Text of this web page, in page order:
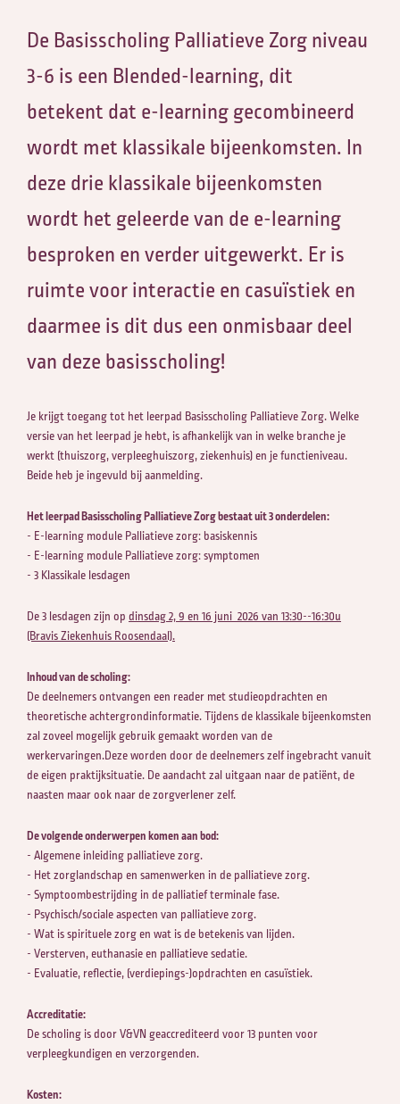
De Basisscholing Palliatieve Zorg niveau
3-6 is een Blended-learning, dit
betekent dat e-learning gecombineerd
wordt met klassikale bijeenkomsten. In
deze drie klassikale bijeenkomsten
wordt het geleerde van de e-learning
besproken en verder uitgewerkt. Er is
ruimte voor interactie en casuïstiek en
daarmee is dit dus een onmisbaar deel
van deze basisscholing!
Je krijgt toegang tot het leerpad Basisscholing Palliatieve Zorg. Welke
versie van het leerpad je hebt, is afhankelijk van in welke branche je
werkt (thuiszorg, verpleeghuiszorg, ziekenhuis) en je functieniveau.
Beide heb je ingevuld bij aanmelding.
Het leerpad Basisscholing Palliatieve Zorg bestaat uit 3 onderdelen:
- E-learning module Palliatieve zorg: basiskennis
- E-learning module Palliatieve zorg: symptomen
- 3 Klassikale lesdagen
De 3 lesdagen zijn op dinsdag 2, 9 en 16 juni 2026 van 13:30--16:30u
(Bravis Ziekenhuis Roosendaal).
Inhoud van de scholing:
De deelnemers ontvangen een reader met studieopdrachten en
theoretische achtergrondinformatie. Tijdens de klassikale bijeenkomsten
zal zoveel mogelijk gebruik gemaakt worden van de
werkervaringen.Deze worden door de deelnemers zelf ingebracht vanuit
de eigen praktijksituatie. De aandacht zal uitgaan naar de patiënt, de
naasten maar ook naar de zorgverlener zelf.
De volgende onderwerpen komen aan bod:
- Algemene inleiding palliatieve zorg.
- Het zorglandschap en samenwerken in de palliatieve zorg.
- Symptoombestrijding in de palliatief terminale fase.
- Psychisch/sociale aspecten van palliatieve zorg.
- Wat is spirituele zorg en wat is de betekenis van lijden.
- Versterven, euthanasie en palliatieve sedatie.
- Evaluatie, reflectie, (verdiepings-)opdrachten en casuïstiek.
Accreditatie:
De scholing is door V&VN geaccrediteerd voor 13 punten voor
verpleegkundigen en verzorgenden.
Kosten: